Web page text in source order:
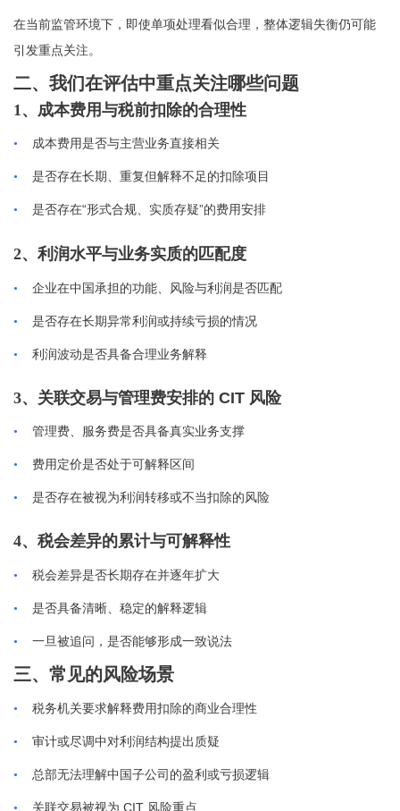
在当前监管环境下，即使单项处理看似合理，整体逻辑失衡仍可能
引发重点关注。
二、我们在评估中重点关注哪些问题
1、成本费用与税前扣除的合理性
• 成本费用是否与主营业务直接相关
• 是否存在长期、重复但解释不足的扣除项目
• 是否存在“形式合规、实质存疑”的费用安排
2、利润水平与业务实质的匹配度
• 企业在中国承担的功能、风险与利润是否匹配
• 是否存在长期异常利润或持续亏损的情况
• 利润波动是否具备合理业务解释
3、关联交易与管理费安排的 CIT 风险
• 管理费、服务费是否具备真实业务支撑
• 费用定价是否处于可解释区间
• 是否存在被视为利润转移或不当扣除的风险
4、税会差异的累计与可解释性
• 税会差异是否长期存在并逐年扩大
• 是否具备清晰、稳定的解释逻辑
• 一旦被追问，是否能够形成一致说法
三、常见的风险场景
• 税务机关要求解释费用扣除的商业合理性
• 审计或尽调中对利润结构提出质疑
• 总部无法理解中国子公司的盈利或亏损逻辑
• 关联交易被视为 CIT 风险重点